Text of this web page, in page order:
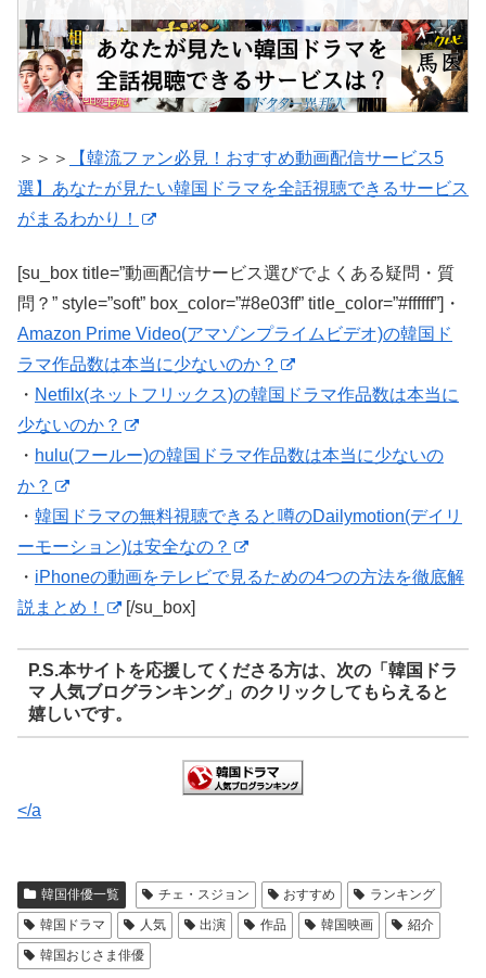
＞＞＞
【韓流ファン必見！おすすめ動画配信サービス5
選】あなたが見たい韓国ドラマを全話視聴できるサービス
がまるわかり！
[su_box title=”動画配信サービス選びでよくある疑問・質
問？” style=”soft” box_color=”#8e03ff” title_color=”#ffffff”]・
Amazon Prime Video(アマゾンプライムビデオ)の韓国ド
ラマ作品数は本当に少ないのか？
・ Netfilx(ネットフリックス)の韓国ドラマ作品数は本当に
少ないのか？
・ hulu(フールー)の韓国ドラマ作品数は本当に少ないの
か？
・ 韓国ドラマの無料視聴できると噂のDailymotion(デイリ
ーモーション)は安全なの？
・ iPhoneの動画をテレビで見るための4つの方法を徹底解
説まとめ！
[/su_box]
P.S.本サイトを応援してくださる方は、次の「韓国ドラ
マ 人気ブログランキング」のクリックしてもらえると
嬉しいです。
</a
韓国俳優一覧 チェ・スジョン おすすめ
ランキング
韓国ドラマ
人気 出演 作品 韓国映画
紹介
韓国おじさま俳優